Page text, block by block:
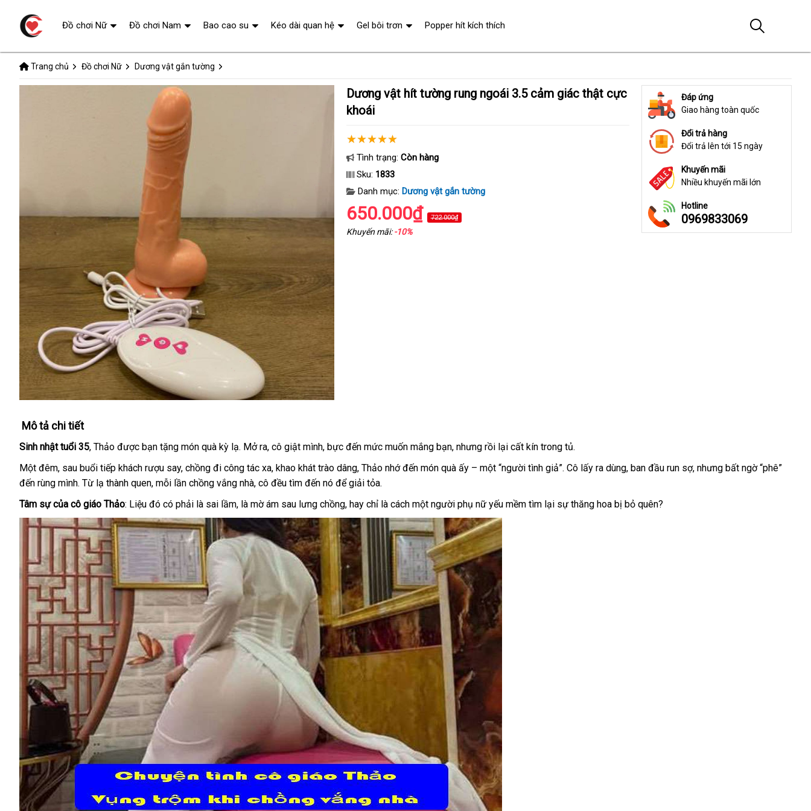
Trang chủ Đồ chơi Nữ Dương vật gắn tường
Dương vật hít tường rung ngoái 3.5 cảm giác thật cực
khoái
Tình trạng: Còn hàng
Sku: 1833
Danh mục: Dương vật gắn tường
650.000₫ 722.000₫
Khuyến mãi:-10%
Đáp ứng
Giao hàng toàn quốc
Đổi trả hàng
Đổi trả lên tới 15 ngày
Khuyến mãi
Nhiều khuyến mãi lớn
Hotline
0969833069
Mô tả chi tiết
Sinh nhật tuổi 35, Thảo được bạn tặng món quà kỳ lạ. Mở ra, cô giật mình, bực đến mức muốn mắng bạn, nhưng rồi lại cất kín trong tủ.
Một đêm, sau buổi tiếp khách rượu say, chồng đi công tác xa, khao khát trào dâng, Thảo nhớ đến món quà ấy – một “người tình giả”. Cô lấy ra dùng, ban đầu run sợ, nhưng bất ngờ “phê”
đến rùng mình. Từ lạ thành quen, mỗi lần chồng vắng nhà, cô đều tìm đến nó để giải tỏa.
Tâm sự của cô giáo Thảo: Liệu đó có phải là sai lầm, là mờ ám sau lưng chồng, hay chỉ là cách một người phụ nữ yếu mềm tìm lại sự thăng hoa bị bỏ quên?
Đồ chơi Nữ Đồ chơi Nam Bao cao su Kéo dài quan hệ Gel bôi trơn Popper hít kích thích